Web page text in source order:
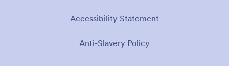
Accessibility Statement
Anti-Slavery Policy